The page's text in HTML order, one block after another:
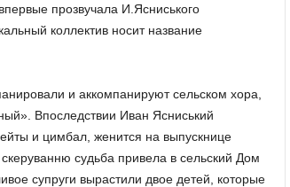
прозвучала И.Ясниського
коллектив носит название
и аккомпанируют сельском хора,
Впоследствии Иван Ясниський
и цимбал, женится на выпускнице
судьба привела в сельский Дом
супруги вырастили двое детей, которые